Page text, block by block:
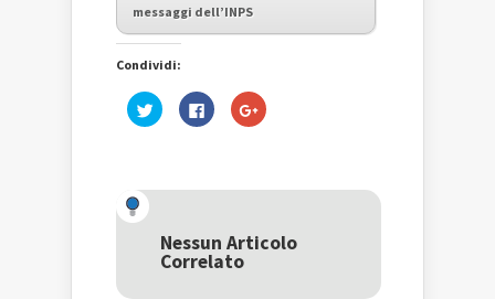
messaggi dell’INPS
Condividi:
Fai
clic
una
nuova
finestra)
Fai
clic
nuova
finestra)
Fai
clic
una
nuova
Nessun Articolo
Correlato